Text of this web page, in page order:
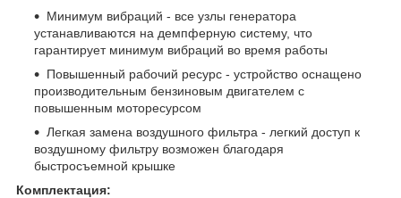
Минимум вибраций - все узлы генератора
устанавливаются на демпферную систему, что
гарантирует минимум вибраций во время работы
Повышенный рабочий ресурс - устройство оснащено
производительным бензиновым двигателем с
повышенным моторесурсом
Легкая замена воздушного фильтра - легкий доступ к
воздушному фильтру возможен благодаря
быстросъемной крышке
Комплектация: